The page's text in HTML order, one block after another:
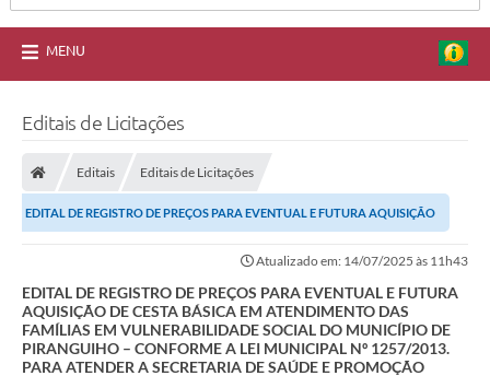
MENU
Editais de Licitações
Editais Editais de Licitações
EDITAL DE REGISTRO DE PREÇOS PARA EVENTUAL E FUTURA AQUISIÇÃO
Atualizado em: 14/07/2025 às 11h43
EDITAL DE REGISTRO DE PREÇOS PARA EVENTUAL E FUTURA
AQUISIÇÃO DE CESTA BÁSICA EM ATENDIMENTO DAS
FAMÍLIAS EM VULNERABILIDADE SOCIAL DO MUNICÍPIO DE
PIRANGUIHO – CONFORME A LEI MUNICIPAL Nº 1257/2013.
PARA ATENDER A SECRETARIA DE SAÚDE E PROMOÇÃO